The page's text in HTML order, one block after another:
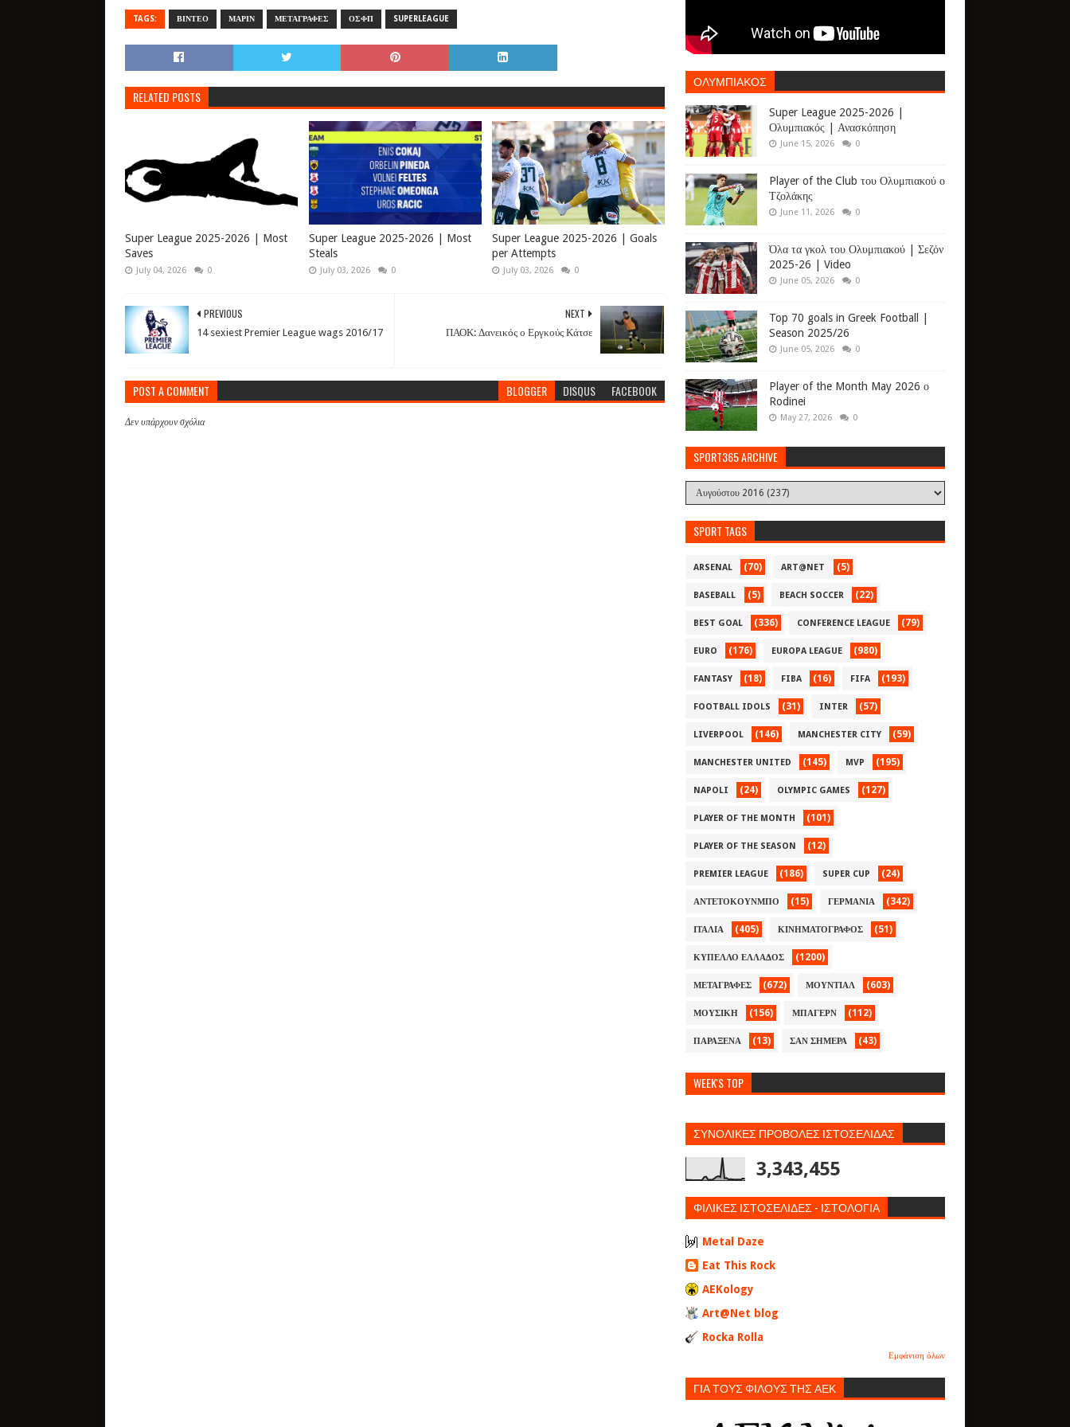
TAGS: ΒΙΝΤΕΟ ΜΑΡΙΝ ΜΕΤΑΓΡΑΦΕΣ ΟΣΦΠ SUPERLEAGUE
RELATED POSTS
Super League 2025-2026 | Most
Saves
July 04, 2026 0
Super League 2025-2026 | Most
Steals
July 03, 2026 0
Super League 2025-2026 | Goals
per Attempts
July 03, 2026 0
NEXT
ΠΑΟΚ: Δανεικός ο Εργκούς Κάτσε
PREVIOUS
14 sexiest Premier League wags 2016/17
POST A COMMENT BLOGGER DISQUS FACEBOOK
Δεν υπάρχουν σχόλια
ΟΛΥΜΠΙΑΚΟΣ
Super League 2025-2026 |
Ολυμπιακός | Ανασκόπηση
June 15, 2026 0
Player of the Club του Ολυμπιακού ο
Τζολάκης
June 11, 2026 0
Όλα τα γκολ του Ολυμπιακού | Σεζόν
2025-26 | Video
June 05, 2026 0
Top 70 goals in Greek Football |
Season 2025/26
June 05, 2026 0
Player of the Month May 2026 ο
Rodinei
May 27, 2026 0
SPORT365 ARCHIVE
SPORT TAGS
ARSENAL (70) ART@NET (5)
BASEBALL (5) BEACH SOCCER (22)
BEST GOAL (336) CONFERENCE LEAGUE (79)
EURO (176) EUROPA LEAGUE (980)
FANTASY (18) FIBA (16) FIFA (193)
FOOTBALL IDOLS (31) INTER (57)
LIVERPOOL (146) MANCHESTER CITY (59)
MANCHESTER UNITED (145) MVP (195)
NAPOLI (24) OLYMPIC GAMES (127)
PLAYER OF THE MONTH (101)
PLAYER OF THE SEASON (12)
PREMIER LEAGUE (186) SUPER CUP (24)
ΑΝΤΕΤΟΚΟΥΝΜΠΟ (15) ΓΕΡΜΑΝΙΑ (342)
ΙΤΑΛΙΑ (405) ΚΙΝΗΜΑΤΟΓΡΑΦΟΣ (51)
ΚΥΠΕΛΛΟ ΕΛΛΑΔΟΣ (1200)
ΜΕΤΑΓΡΑΦΕΣ (672) ΜΟΥΝΤΙΑΛ (603)
ΜΟΥΣΙΚΗ (156) ΜΠΑΓΕΡΝ (112)
ΠΑΡΑΞΕΝΑ (13) ΣΑΝ ΣΗΜΕΡΑ (43)
WEEK'S TOP
ΣΥΝΟΛΙΚΕΣ ΠΡΟΒΟΛΕΣ ΙΣΤΟΣΕΛΙΔΑΣ
3,343,455
ΦΙΛΙΚΕΣ ΙΣΤΟΣΕΛΙΔΕΣ - ΙΣΤΟΛΟΓΙΑ
Metal Daze
Eat This Rock
AEKology
Art@Net blog
Rocka Rolla
Εμφάνιση όλων
ΓΙΑ ΤΟΥΣ ΦΙΛΟΥΣ ΤΗΣ ΑΕΚ